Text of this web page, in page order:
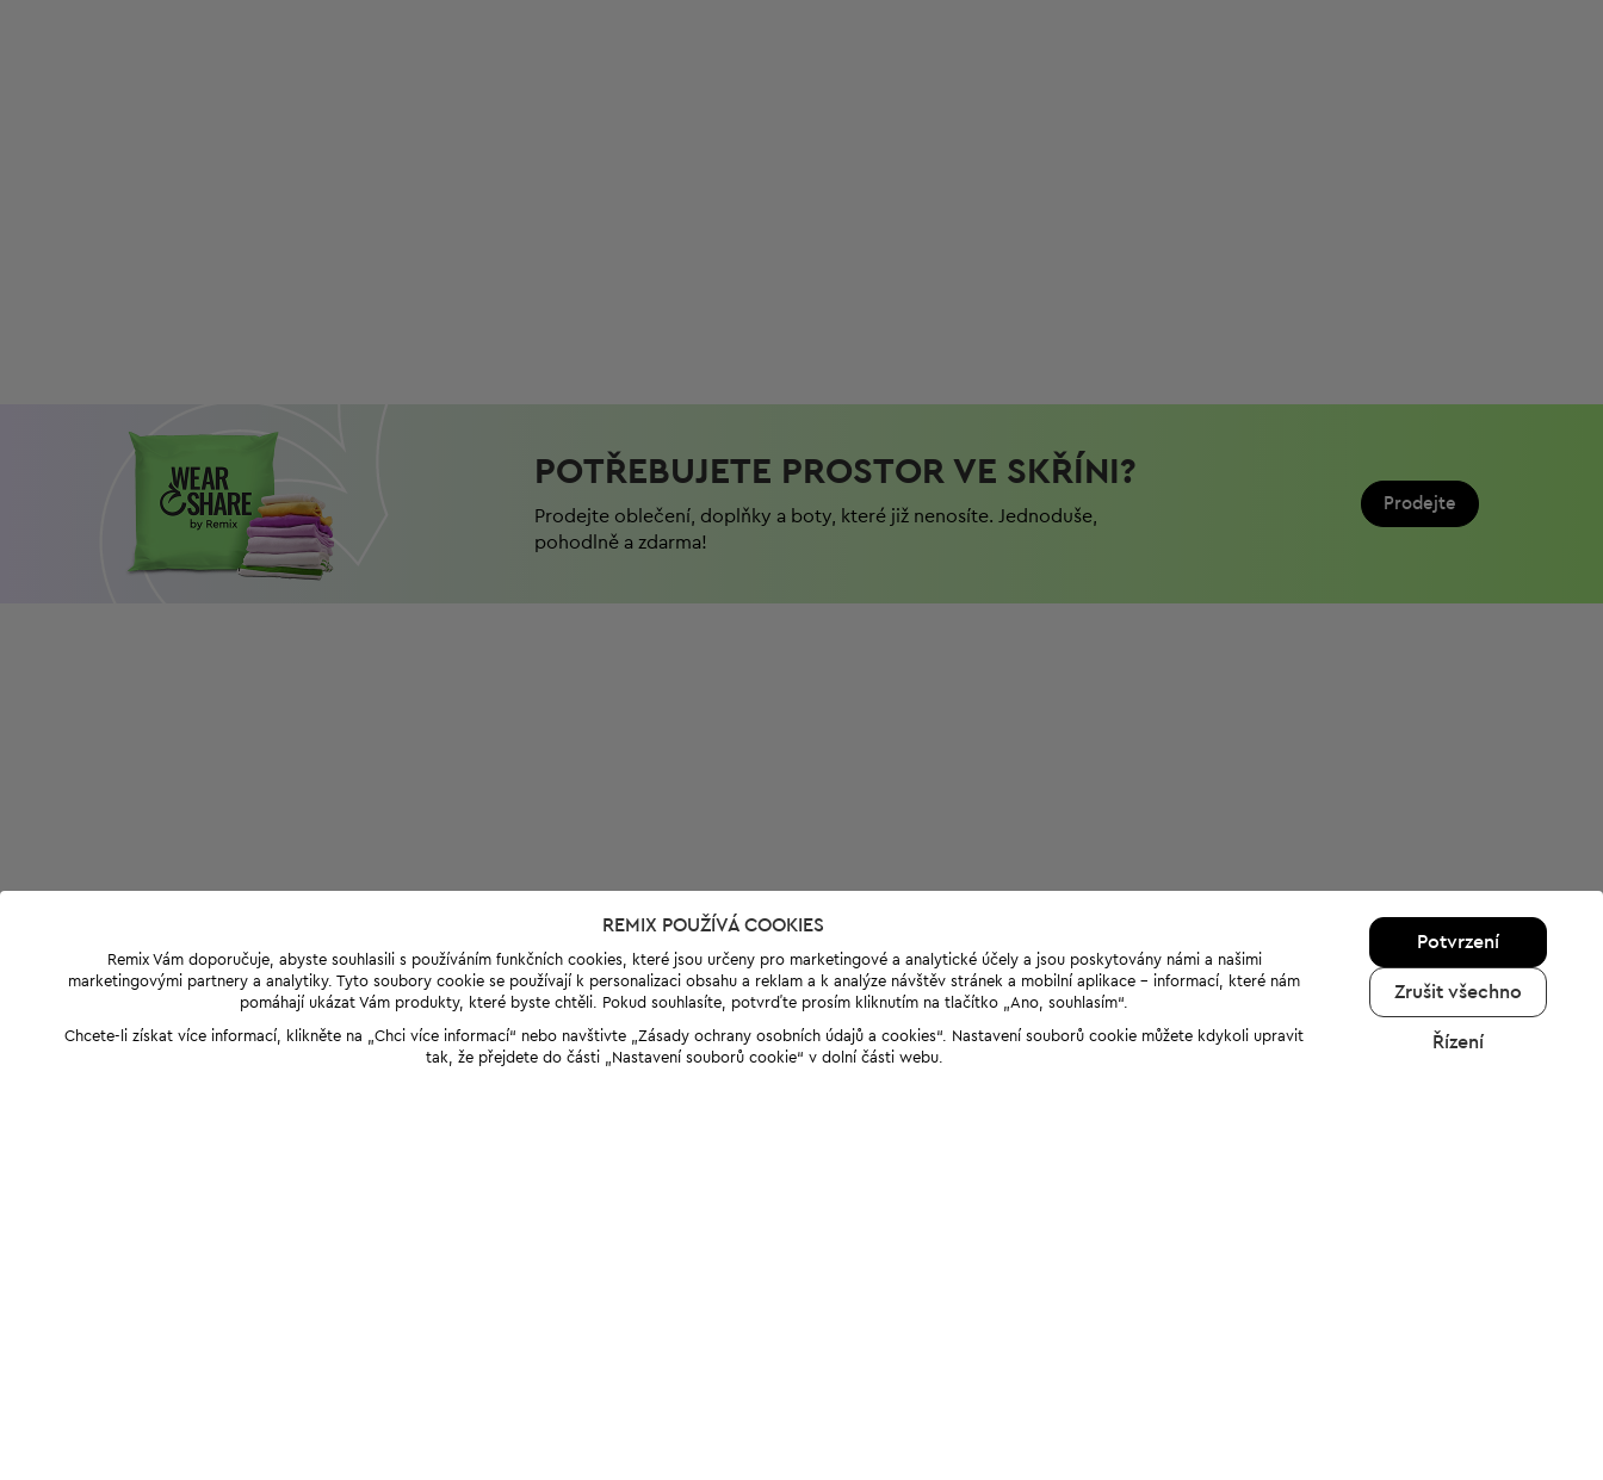
POTŘEBUJETE PROSTOR VE SKŘÍNI?
Prodejte oblečení, doplňky a boty, které již nenosíte. Jednoduše,
pohodlně a zdarma!
Prodejte
REMIX POUŽÍVÁ COOKIES
Remix Vám doporučuje, abyste souhlasili s používáním funkčních cookies, které jsou určeny pro marketingové a analytické účely a jsou poskytovány námi a našimi
marketingovými partnery a analytiky. Tyto soubory cookie se používají k personalizaci obsahu a reklam a k analýze návštěv stránek a mobilní aplikace - informací, které nám
pomáhají ukázat Vám produkty, které byste chtěli. Pokud souhlasíte, potvrďte prosím kliknutím na tlačítko „Ano, souhlasím“.
Chcete-li získat více informací, klikněte na „Chci více informací“ nebo navštivte „Zásady ochrany osobních údajů a cookies“. Nastavení souborů cookie můžete kdykoli upravit
tak, že přejdete do části „Nastavení souborů cookie“ v dolní části webu.
Potvrzení
Zrušit všechno
Řízení